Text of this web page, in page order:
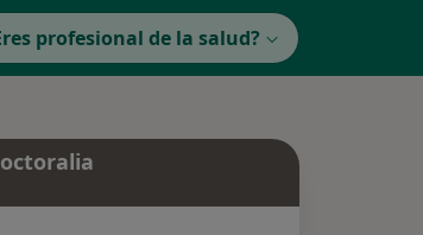
profesional de la salud?